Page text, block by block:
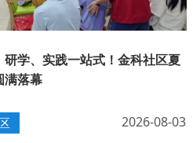
研学、实践一站式！金科社区夏
满落幕
2026-08-03